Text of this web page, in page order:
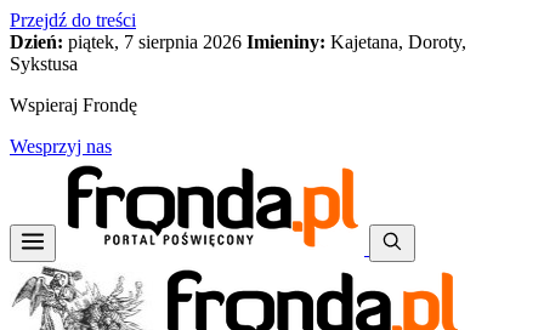
Przejdź do treści
Dzień: piątek, 7 sierpnia 2026 Imieniny: Kajetana, Doroty,
Sykstusa
Wspieraj Frondę
Wesprzyj nas